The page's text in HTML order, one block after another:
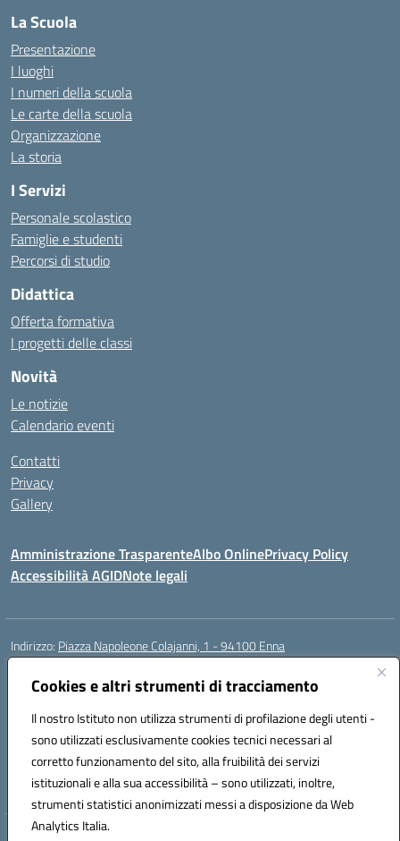
Cookies e altri strumenti di tracciamento
Il nostro Istituto non utilizza strumenti di profilazione degli utenti -
sono utilizzati esclusivamente cookies tecnici necessari al
corretto funzionamento del sito, alla fruibilità dei servizi
istituzionali e alla sua accessibilità – sono utilizzati, inoltre,
strumenti statistici anonimizzati messi a disposizione da Web
Analytics Italia.
La Scuola
Presentazione
I luoghi
I numeri della scuola
Le carte della scuola
Organizzazione
La storia
I Servizi
Personale scolastico
Famiglie e studenti
Percorsi di studio
Didattica
Offerta formativa
I progetti delle classi
Novità
Le notizie
Calendario eventi
Contatti
Privacy
Gallery
Amministrazione TrasparenteAlbo OnlinePrivacy Policy
Accessibilità AGIDNote legali
Indirizzo: Piazza Napoleone Colajanni, 1 - 94100 Enna
Centralino:
Posta elettronica certificata (PEC):enic81500a@pec.istruzione.it
Codice fiscale: 91049500860
Codice meccanografico:enic81500a
Codice Indice delle Pubbliche Amministrazioni (IPA): istsc_enic81500a
Codice unico di fatturazione (CUF): UFIB1Z